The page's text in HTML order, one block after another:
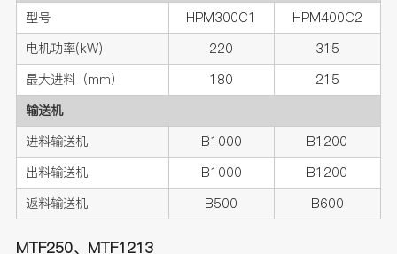
型号
HPM300C1
HPM400C2
电机功率(kW)
220
315
最大进料（mm）
180
215
输送机
进料输送机
B1000
B1200
出料输送机
B1000
B1200
返料输送机
B500 B600
MTF250、MTF1213